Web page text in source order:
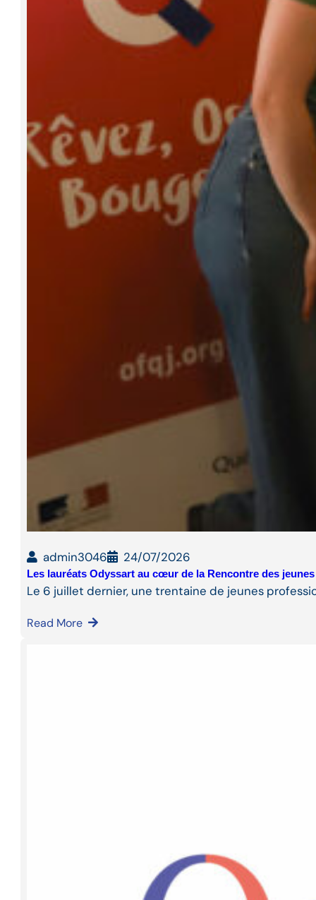
admin3046 24/07/2026
Les lauréats Odyssart au cœur de la Rencontre des
Le 6 juillet dernier, une trentaine de jeunes
Read More